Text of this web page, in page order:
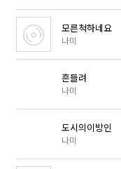
모른척하네요
나미
흔들려
나미
도시의이방인
나미